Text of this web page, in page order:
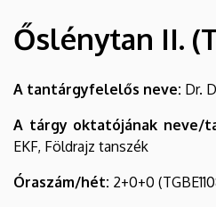
Földtudományi
Intézet
Őslénytan II.
A tantárgyfelelős neve: Dr.
A tárgy oktatójának neve/
EKF, Földrajz tanszék
Óraszám/hét: 2+0+0